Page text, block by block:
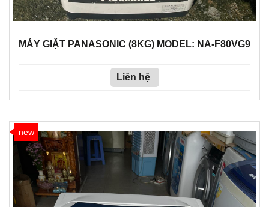
MÁY GIẶT PANASONIC (8KG) MODEL: NA-F80VG9
Liên hệ
new